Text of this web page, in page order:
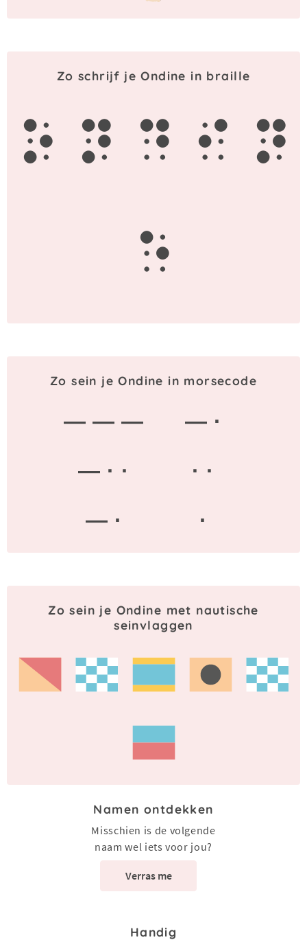
Zo schrijf je Ondine in braille
o n d i n
e
Zo sein je Ondine in morsecode
— — —
— ·
— · ·
· ·
— ·
·
Zo sein je Ondine met nautische
seinvlaggen
Namen ontdekken
Misschien is de volgende
naam wel iets voor jou?
Verras me
Handig